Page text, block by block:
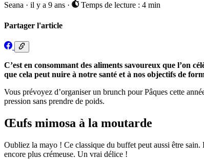
Seana · il y a 9 ans · Temps de lecture : 4 min
Partager l'article
C’est en consommant des aliments savoureux que l’on
que cela peut nuire à notre santé et à nos objectifs de
Vous prévoyez d’organiser un brunch pour Pâques cette
pression sans prendre de poids.
Œufs mimosa à la moutarde
Oubliez la mayo ! Ce classique du buffet peut aussi être
encore plus crémeuse. Un vrai délice !